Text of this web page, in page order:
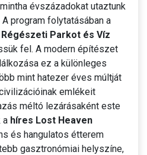
évszázadokat utaztunk
program folytatásában a
Parkot és Víz
fel. A modern építészet
ez a különleges
mint hatezer éves múltját
emlékeit
méltó lezárásaként este
a híres Lost Heaven
és hangulatos étterem
gasztronómiai helyszíne,